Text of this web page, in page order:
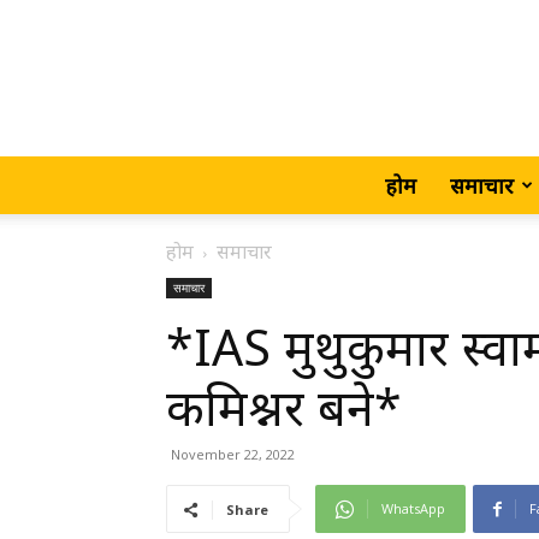
होम समाचार
होम समाचार
समाचार
*IAS मुथुकुमार
कमिश्नर बने*
November 22, 2022
Share WhatsApp